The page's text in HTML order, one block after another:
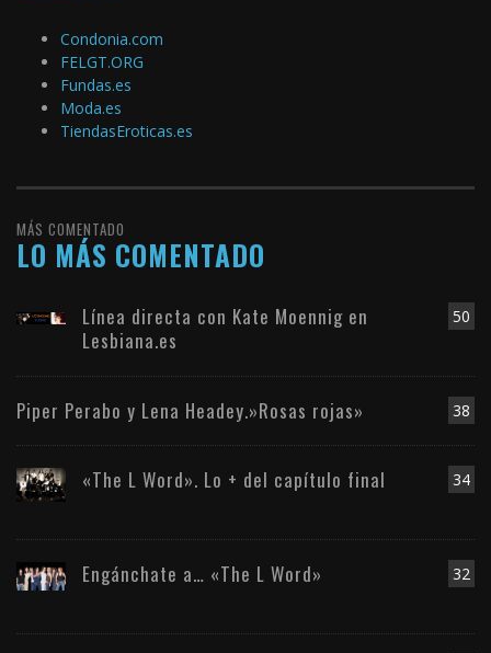
Condonia.com
FELGT.ORG
Fundas.es
Moda.es
TiendasEroticas.es
MÁS COMENTADO
LO MÁS COMENTADO
50
Línea directa con Kate Moennig en
Lesbiana.es
38
Piper Perabo y Lena Headey.»Rosas rojas»
34
«The L Word». Lo + del capítulo final
32
Engánchate a… «The L Word»